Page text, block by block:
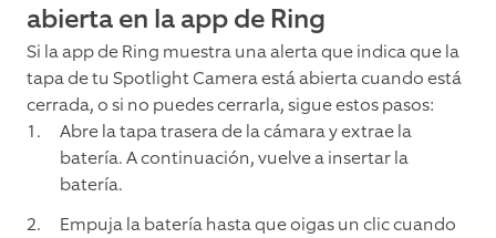
abierta en la app de Ring
Si la app de Ring muestra una alerta que indica que la
tapa de tu Spotlight Camera está abierta cuando está
cerrada, o si no puedes cerrarla, sigue estos pasos:
Abre la tapa trasera de la cámara y extrae la
batería. A continuación, vuelve a insertar la
batería.
Empuja la batería hasta que oigas un clic cuando